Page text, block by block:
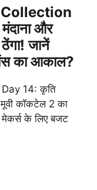
और
जानें
का आकाल?
14: कृति
मूवी कॉकटेल 2 का
के लिए बजट